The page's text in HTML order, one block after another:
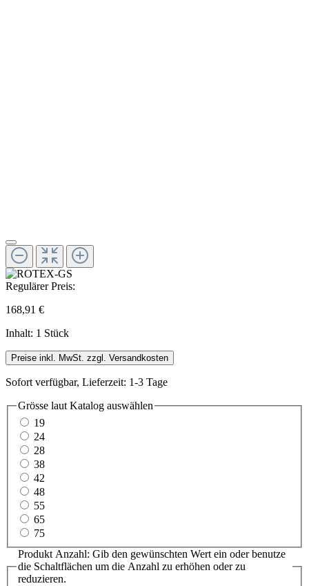
Regulärer Preis:
168,91 €
Inhalt: 1 Stück
Preise inkl. MwSt. zzgl. Versandkosten
Sofort verfügbar, Lieferzeit: 1-3 Tage
Grösse laut Katalog auswählen
19
24
28
38
42
48
55
65
75
Produkt Anzahl: Gib den gewünschten Wert ein oder benutze
die Schaltflächen um die Anzahl zu erhöhen oder zu
reduzieren.